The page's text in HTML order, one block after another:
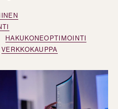
HAKUKONEOPTIMOINTI
VERKKOKAUPPA